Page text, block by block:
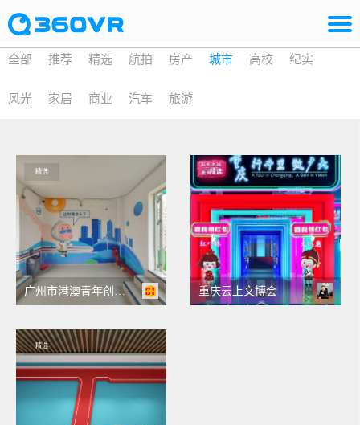
全部 推荐 精选 航拍 房产 城市 高校 纪实
风光 家居 商业 汽车 旅游
精选
广州市港澳青年创新创业服务中心VR全景
精选
重庆云上文博会
精选